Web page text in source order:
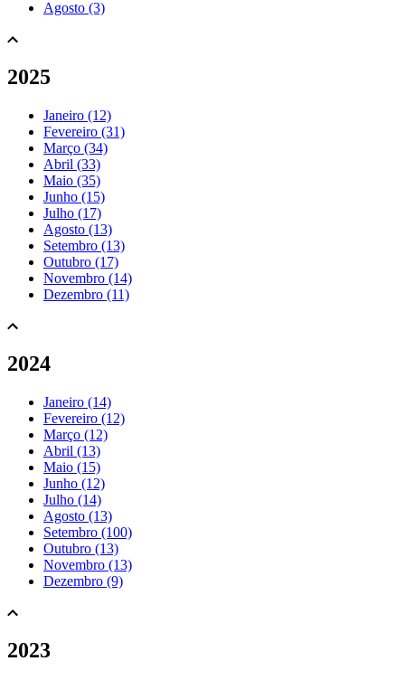
Agosto (3)
2025
Janeiro (12)
Fevereiro (31)
Março (34)
Abril (33)
Maio (35)
Junho (15)
Julho (17)
Agosto (13)
Setembro (13)
Outubro (17)
Novembro (14)
Dezembro (11)
2024
Janeiro (14)
Fevereiro (12)
Março (12)
Abril (13)
Maio (15)
Junho (12)
Julho (14)
Agosto (13)
Setembro (100)
Outubro (13)
Novembro (13)
Dezembro (9)
2023